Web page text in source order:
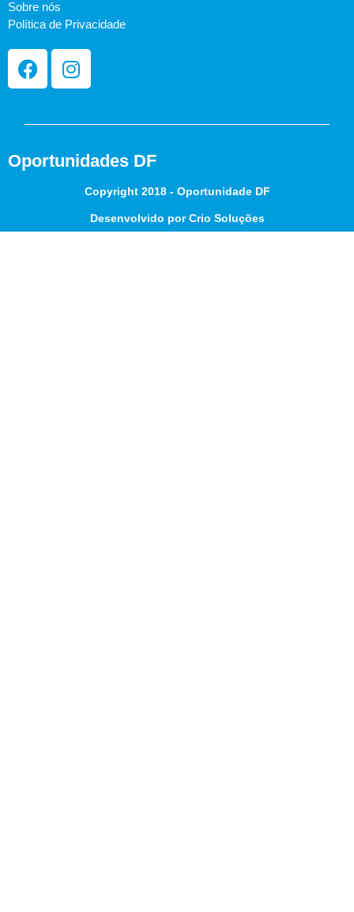
Sobre nós
Política de Privacidade
Oportunidades DF
Copyright 2018 - Oportunidade DF
Desenvolvido por Crio Soluções